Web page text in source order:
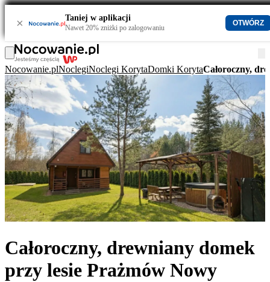
× Taniej w aplikacji
Nawet 20% zniżki po zalogowaniu
OTWÓRZ
Nocowanie.plNoclegiNoclegi KorytaDomki KorytaCałoroczny,
Całoroczny, drewniany domek
przy lesie Prażmów Nowy